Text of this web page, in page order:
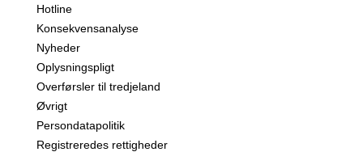
Hotline
Konsekvensanalyse
Nyheder
Oplysningspligt
Overførsler til tredjeland
Øvrigt
Persondatapolitik
Registreredes rettigheder